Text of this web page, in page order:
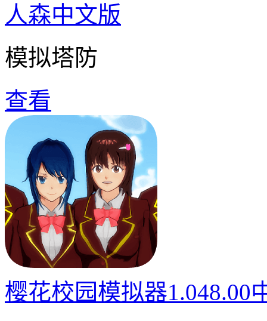
人森中文版
模拟塔防
查看
樱花校园模拟器1.048.00